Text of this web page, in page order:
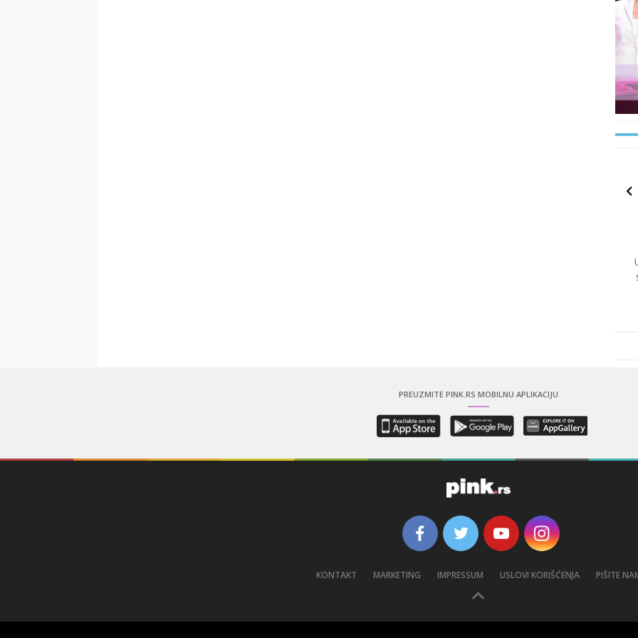
PREUZMITE PINK.RS MOBILNU APLIKACIJU
KONTAKT MARKETING IMPRESSUM USLOVI KORIŠĆENJA PIŠITE